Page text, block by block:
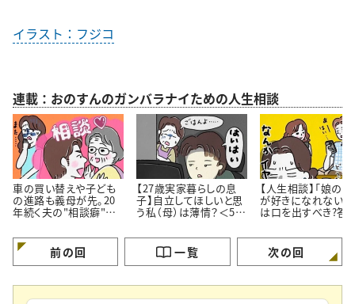
イラスト：フジコ
連載：おのすんのガンバラナイための人生相談
車の買い替えや子ども
の進路も義母が先。20
年続く夫の"相談癖"に
【27歳実家暮らしの息
子】自立してほしいと思
う私（母）は薄情？＜50
【人生相談】「娘の
が好きになれない…
は口を出すべき?答
前の回 一覧 次の回